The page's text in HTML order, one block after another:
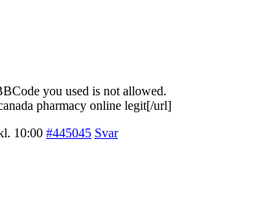
you used is not allowed.
pharmacy online legit[/url]
10:00 #445045 Svar